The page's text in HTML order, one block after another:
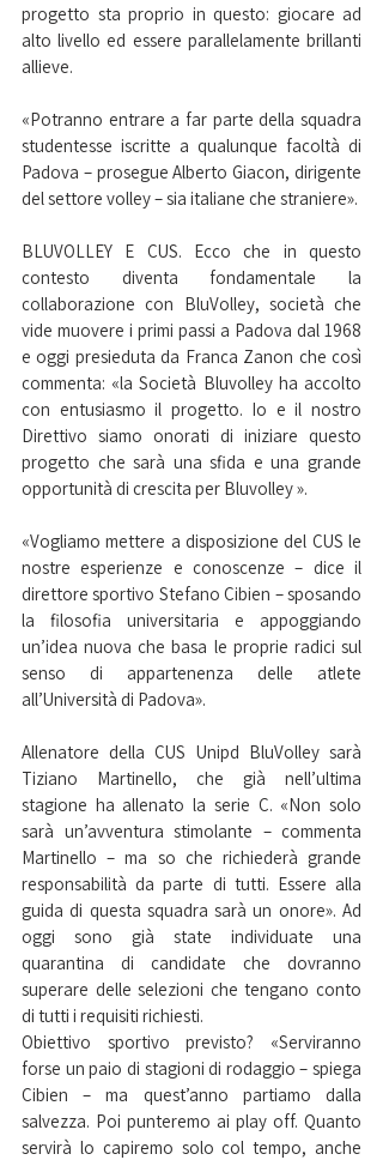
progetto sta proprio in questo: giocare ad
alto livello ed essere parallelamente brillanti
allieve.
«Potranno entrare a far parte della squadra
studentesse iscritte a qualunque facoltà di
Padova – prosegue Alberto Giacon, dirigente
del settore volley – sia italiane che straniere».
BLUVOLLEY E CUS. Ecco che in questo
contesto diventa fondamentale la
collaborazione con BluVolley, società che
vide muovere i primi passi a Padova dal 1968
e oggi presieduta da Franca Zanon che così
commenta: «la Società Bluvolley ha accolto
con entusiasmo il progetto. Io e il nostro
Direttivo siamo onorati di iniziare questo
progetto che sarà una sfida e una grande
opportunità di crescita per Bluvolley ».
«Vogliamo mettere a disposizione del CUS le
nostre esperienze e conoscenze – dice il
direttore sportivo Stefano Cibien – sposando
la filosofia universitaria e appoggiando
un’idea nuova che basa le proprie radici sul
senso di appartenenza delle atlete
all’Università di Padova».
Allenatore della CUS Unipd BluVolley sarà
Tiziano Martinello, che già nell’ultima
stagione ha allenato la serie C. «Non solo
sarà un’avventura stimolante – commenta
Martinello – ma so che richiederà grande
responsabilità da parte di tutti. Essere alla
guida di questa squadra sarà un onore». Ad
oggi sono già state individuate una
quarantina di candidate che dovranno
superare delle selezioni che tengano conto
di tutti i requisiti richiesti.
Obiettivo sportivo previsto? «Serviranno
forse un paio di stagioni di rodaggio – spiega
Cibien – ma quest’anno partiamo dalla
salvezza. Poi punteremo ai play off. Quanto
servirà lo capiremo solo col tempo, anche